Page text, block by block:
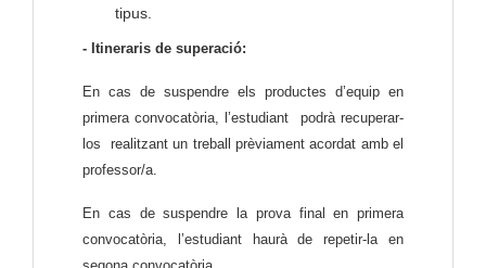
tipus.
- Itineraris de superació:
En cas de suspendre els productes d’equip en
primera convocatòria, l’estudiant  podrà recuperar-
los  realitzant un treball prèviament acordat amb el
professor/a.
En cas de suspendre la prova final en primera
convocatòria, l’estudiant haurà de repetir-la en